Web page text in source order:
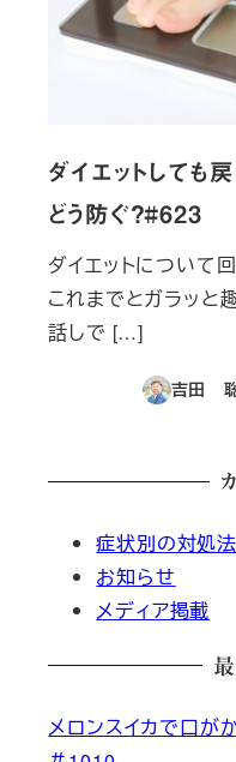
ダイエットしても戻
どう防ぐ？#623
ダイエットについて
これまでとガラッと
話しで […]
吉田
症状別の対処法
お知らせ
メディア掲載
メロンスイカで口が